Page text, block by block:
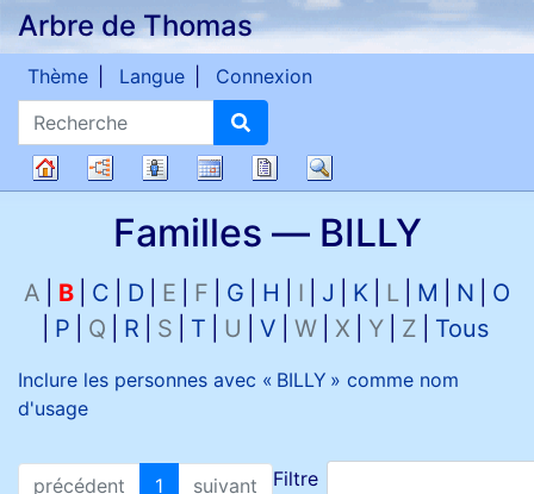
Passer au contenu
Arbre de Thomas
Recherche
Thème Langue Connexion
généalogique
Diagrammes
Listes CalendrierRapports
Familles — BILLY
A B C D E F G H I J K L M N
O
P
Q R S T U V W X Y Z Tous
Inclure les personnes avec « BILLY » comme nom
d'usage
précédent 1 suivant Filtre